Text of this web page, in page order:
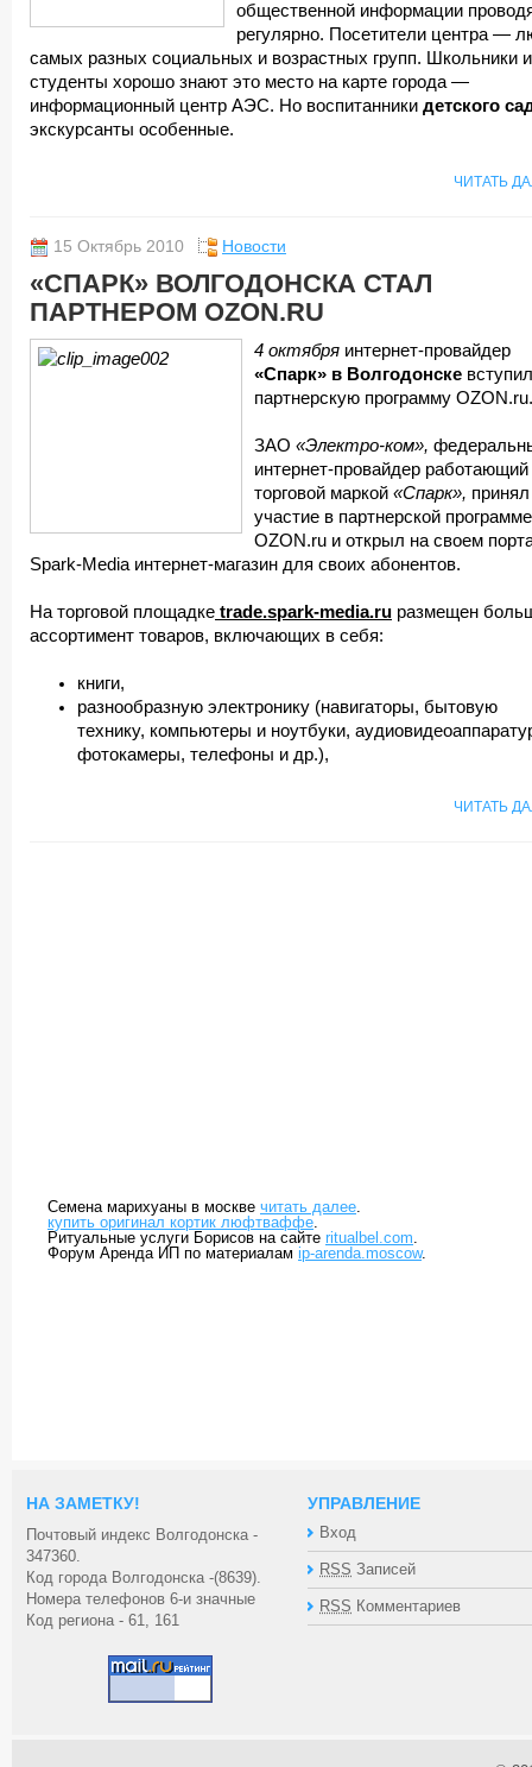
общественной информации
регулярно. Посетители центра —
самых разных социальных и возрастных групп. Школьники и
студенты хорошо знают это место на карте города —
информационный центр АЭС. Но воспитанники детского
экскурсанты особенные.
ЧИТАТЬ
15 Октябрь 2010 Новости
«СПАРК» ВОЛГОДОНСКА СТАЛ
ПАРТНЕРОМ OZON.RU
4 октября интернет-провайдер
«Спарк» в Волгодонске
партнерскую программу OZON.ru.
ЗАО «Электро-ком»,
интернет-провайдер
торговой маркой «Спарк», принял
участие в партнерской программе
OZON.ru и открыл на своем
Spark-Media интернет-магазин для своих абонентов.
На торговой площадке trade.spark-media.ru размещен
ассортимент товаров, включающих в себя:
книги,
разнообразную электронику (навигаторы, бытовую
технику, компьютеры и ноутбуки,
фотокамеры, телефоны и др.),
ЧИТАТЬ
Семена марихуаны в москве читать далее.
купить оригинал кортик люфтваффе.
Ритуальные услуги Борисов на сайте ritualbel.com.
Форум Аренда ИП по материалам ip-arenda.moscow.
НА ЗАМЕТКУ!
Почтовый индекс Волгодонска -
347360.
Код города Волгодонска -(8639).
Номера телефонов 6-и значные
Код региона - 61, 161
УПРАВЛЕНИЕ
Вход
RSS Записей
RSS Комментариев